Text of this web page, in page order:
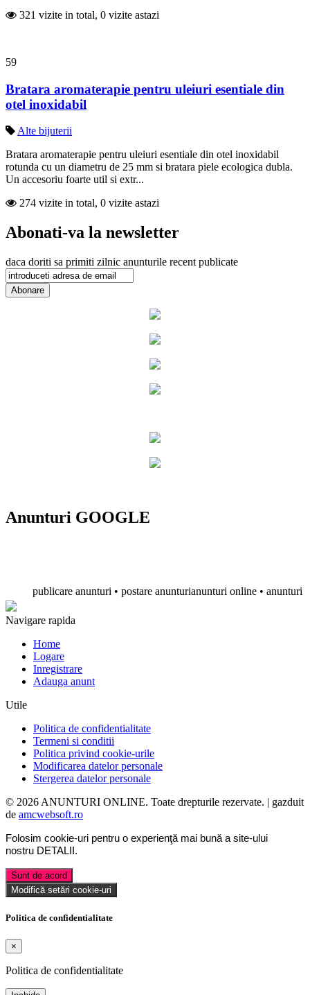
321 vizite in total, 0 vizite astazi
59
Bratara aromaterapie pentru uleiuri esentiale din
otel inoxidabil
Alte bijuterii
Bratara aromaterapie pentru uleiuri esentiale din otel inoxidabil
rotunda cu un diametru de 25 mm si bratara piele ecologica dubla.
Un accesoriu foarte util si extr...
274 vizite in total, 0 vizite astazi
Abonati-va la newsletter
daca doriti sa primiti zilnic anunturile recent publicate
Anunturi GOOGLE
publicare anunturi • postare anunturianunturi online • anunturi
Navigare rapida
Home
Logare
Inregistrare
Adauga anunt
Utile
Politica de confidentialitate
Termeni si conditii
Politica privind cookie-urile
Modificarea datelor personale
Stergerea datelor personale
© 2026 ANUNTURI ONLINE. Toate drepturile rezervate. | gazduit
de amcwebsoft.ro
Folosim cookie-uri pentru o experienţă mai bună a site-ului
nostru DETALII .
Sunt de acord
Modifică setări cookie-uri
Politica de confidentialitate
×
Politica de confidentialitate